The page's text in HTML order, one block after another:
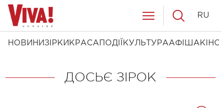
НОВИНИ ЗІРКИ КРАСА ПОДІЇ КУЛЬТУРААФІША КІНО
RU
ДОСЬЄ ЗІРОК